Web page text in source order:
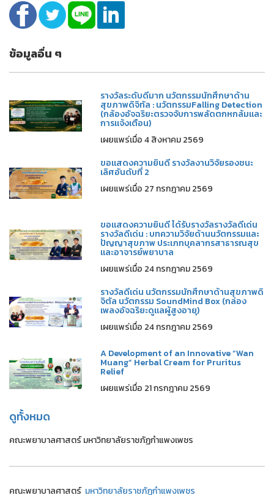
ข้อมูลอื่น ๆ
รางวัลระดับดีมาก นวัตกรรมนักศึกษาด้าน
สุขภาพดิจิทัล : นวัตกรรมFalling Detection
(กล้องอัจฉริยะตรวจจับการพลัดตกหกล้มและ
การแจ้งเตือน)
เผยแพร่เมื่อ 4 สิงหาคม 2569
ขอแสดงความยินดี รางวัลงานวิจัยรองชนะ
เลิศอันดับที่ 2
เผยแพร่เมื่อ 27 กรกฎาคม 2569
ขอแสดงความยินดี ได้รับรางวัลรางวัลดีเด่น
รางวัลดีเด่น : บทความวิจัยด้านนวัตกรรมและ
ปัญญาสุขภาพ ประเภทบุคลากรสาธารณสุข
และอาจารย์พยาบาล
เผยแพร่เมื่อ 24 กรกฎาคม 2569
รางวัลดีเด่น นวัตกรรมนักศึกษาด้านสุขภาพดิ
จิตัล นวัตกรรม SoundMind Box (กล่อง
เพลงอัจฉริยะดูแลผู้สูงอายุ)
เผยแพร่เมื่อ 24 กรกฎาคม 2569
A Development of an Innovative “Wan
Muang” Herbal Cream for Pruritus
Relief
เผยแพร่เมื่อ 21 กรกฎาคม 2569
ดูทั้งหมด
คณะพยาบาลศาสตร์ มหาวิทยาลัยราชภัฏกำแพงเพชร
คณะพยาบาลศาสตร์ มหาวิทยาลัยราชภัฏกำแพงเพชร